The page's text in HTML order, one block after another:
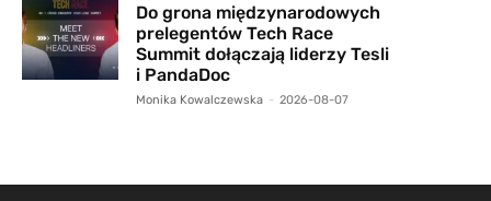
Do grona międzynarodowych
prelegentów Tech Race
Summit dołączają liderzy Tesli
i PandaDoc
Monika Kowalczewska - 2026-08-07